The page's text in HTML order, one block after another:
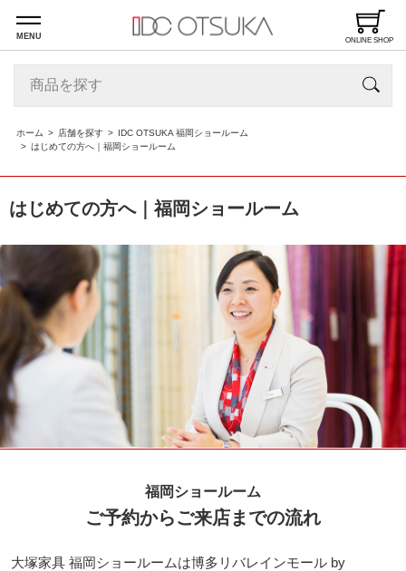
MENU ONLINE SHOP
ホーム 店舗を探す
IDC OTSUKA 福岡ショールーム
はじめての方へ｜福岡ショールーム
はじめての方へ｜福岡ショールーム
福岡ショールーム
ご予約からご来店までの流れ
大塚家具 福岡ショールームは博多リバレインモール by